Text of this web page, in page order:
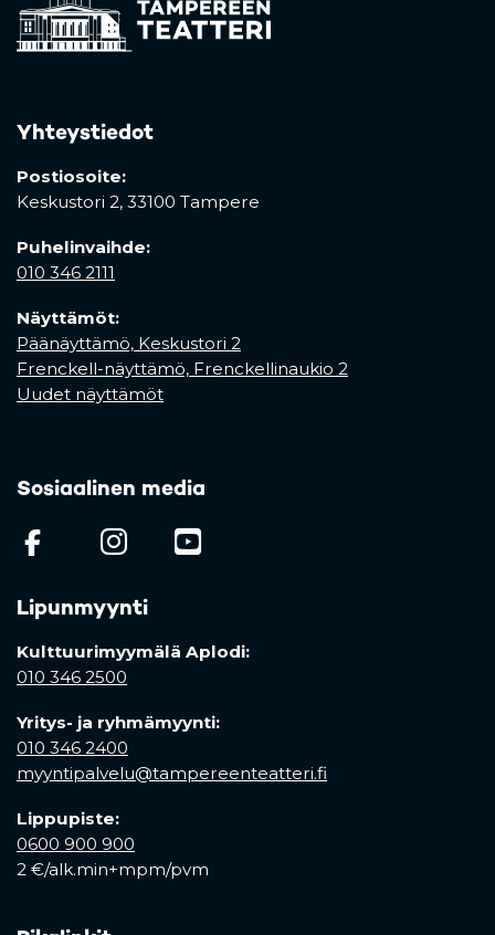
Yhteystiedot
Postiosoite:
Keskustori 2, 33100 Tampere
Puhelinvaihde:
010 346 2111
Näyttämöt:
Päänäyttämö, Keskustori 2
Frenckell-näyttämö, Frenckellinaukio 2
Uudet näyttämöt
Sosiaalinen media
(opens in a new tab)
(opens in a new tab)
Lipunmyynti
Kulttuurimyymälä Aplodi:
010 346 2500
Yritys- ja ryhmämyynti:
010 346 2400
myyntipalvelu@tampereenteatteri.fi
Lippupiste:
0600 900 900
2 €/alk.min+mpm/pvm